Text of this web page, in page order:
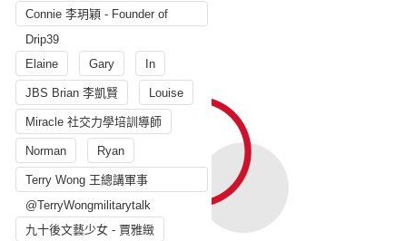
Connie 李玥穎 - Founder of
Drip39
Elaine
Gary In
JBS Brian 李凱賢 Louise
Miracle 社交力學培訓導師
Norman Ryan
Terry Wong 王總講軍事
@TerryWongmilitarytalk
九十後文藝少女 - 賈雅緻